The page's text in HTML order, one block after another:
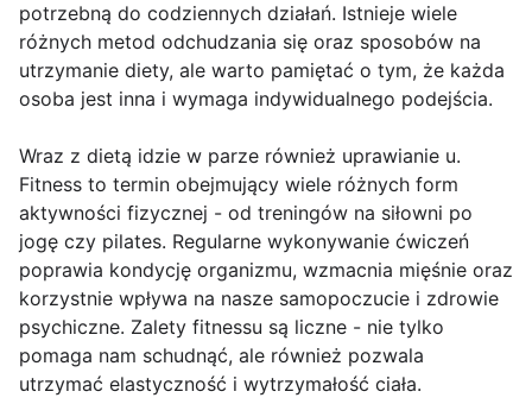
potrzebną do codziennych działań. Istnieje wiele
różnych metod odchudzania się oraz sposobów na
utrzymanie diety, ale warto pamiętać o tym, że każda
osoba jest inna i wymaga indywidualnego podejścia.
Wraz z dietą idzie w parze również uprawianie u.
Fitness to termin obejmujący wiele różnych form
aktywności fizycznej - od treningów na siłowni po
jogę czy pilates. Regularne wykonywanie ćwiczeń
poprawia kondycję organizmu, wzmacnia mięśnie oraz
korzystnie wpływa na nasze samopoczucie i zdrowie
psychiczne. Zalety fitnessu są liczne - nie tylko
pomaga nam schudnąć, ale również pozwala
utrzymać elastyczność i wytrzymałość ciała.